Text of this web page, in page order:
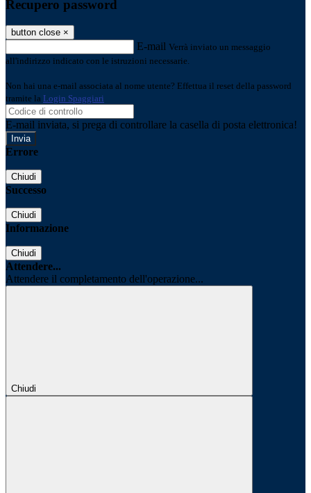
Recupero password
button close ×
E-mail Verrà inviato un messaggio
all'indirizzo indicato con le istruzioni necessarie.
Non hai una e-mail associata al nome utente? Effettua il reset della password
tramite la Login Spaggiari
E-mail inviata, si prega di controllare la casella di posta elettronica!
Errore
Chiudi
Successo
Chiudi
Informazione
Chiudi
Attendere...
Attendere il completamento dell'operazione...
Chiudi